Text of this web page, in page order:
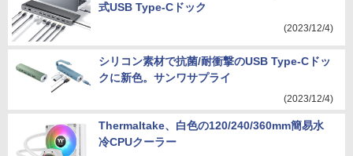
式USB Type-Cドック
(2023/12/4)
シリコン素材で抗菌/耐衝撃のUSB Type-Cドッ
クに新色。サンワサプライ
(2023/12/4)
Thermaltake、白色の120/240/360mm簡易水
冷CPUクーラー